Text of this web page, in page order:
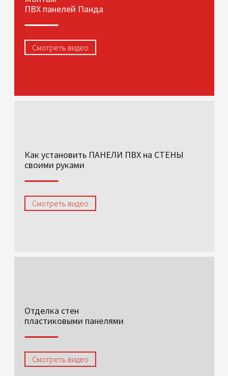
ПВХ панелей Панда
Смотреть видео
Как установить ПАНЕЛИ ПВХ на СТЕНЫ
своими руками
Смотреть видео
Отделка стен
пластиковыми панелями
Смотреть видео